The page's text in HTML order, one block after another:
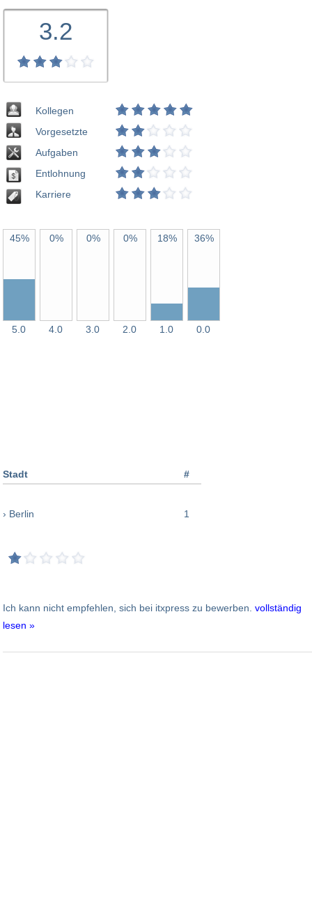
3.2
Kollegen
Vorgesetzte
Aufgaben
Entlohnung
Karriere
45%
5.0
0%
4.0
0%
3.0
0%
2.0
18%
1.0
36%
0.0
Stadt #
› Berlin 1
Ich kann nicht empfehlen, sich bei itxpress zu bewerben. vollständig
lesen »